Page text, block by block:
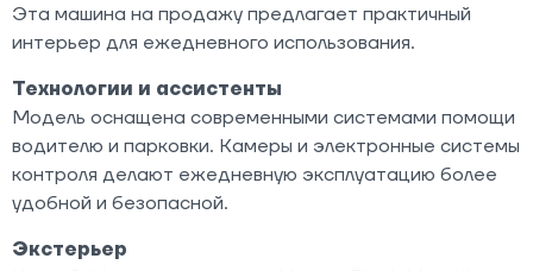
Эта машина на продажу предлагает практичный
интерьер для ежедневного использования.
Технологии и ассистенты
Модель оснащена современными системами помощи
водителю и парковки. Камеры и электронные системы
контроля делают ежедневную эксплуатацию более
удобной и безопасной.
Экстерьер